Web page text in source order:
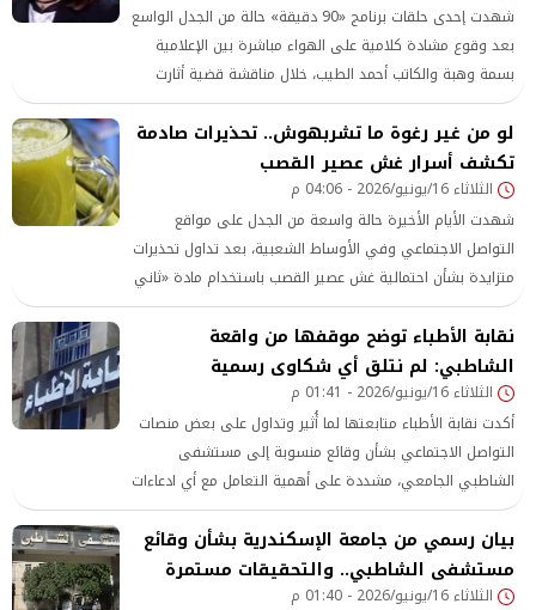
شهدت إحدى حلقات برنامج «90 دقيقة» حالة من الجدل الواسع
بعد وقوع مشادة كلامية على الهواء مباشرة بين الإعلامية
بسمة وهبة والكاتب أحمد الطيب، خلال مناقشة قضية أثارت
اهتمام الرأي العام، لتتحول أجواء الحوار من تبادل الآراء إلى
سجال حاد جذب انتباه المشاهدين وأشعل منصات التواصل
الاجتماعي. وتصدر مقطع المشادة قائمة الفيديوهات الأكثر
تداولًا خلال الساعات الماضية، بعدما تبادل الطرفان عبارات
عكست حالة من
لو من غير رغوة ما تشربهوش.. تحذيرات صادمة
تكشف أسرار غش عصير القصب
الثلاثاء 16/يونيو/2026 - 04:06 م
شهدت الأيام الأخيرة حالة واسعة من الجدل على مواقع
التواصل الاجتماعي وفي الأوساط الشعبية، بعد تداول تحذيرات
متزايدة بشأن احتمالية غش عصير القصب باستخدام مادة «ثاني
أكسيد التيتانيوم»، وهي المادة التي أثارت تساؤلات عديدة
حول مدى سلامة استخدامها وتأثيراتها المحتملة على صحة
المواطنين. وتزامن انتشار هذه التحذيرات مع تزايد الإقبال على
عصير القصب باعتباره واحدًا من أكثر المشروبات الصيفية انتشارًا
في
نقابة الأطباء توضح موقفها من واقعة
الشاطبي: لم نتلق أي شكاوى رسمية
الثلاثاء 16/يونيو/2026 - 01:41 م
أكدت نقابة الأطباء متابعتها لما أُثير وتداول على بعض منصات
التواصل الاجتماعي بشأن وقائع منسوبة إلى مستشفى
الشاطبي الجامعي، مشددة على أهمية التعامل مع أي ادعاءات
أو شكاوى تتعلق بالخدمات الطبية عبر القنوات الرسمية
المختصة فقط. ‎
بيان رسمي من جامعة الإسكندرية بشأن وقائع
مستشفى الشاطبي.. والتحقيقات مستمرة
الثلاثاء 16/يونيو/2026 - 01:40 م